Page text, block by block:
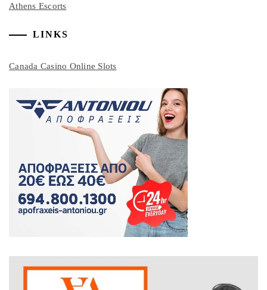
Athens Escorts
LINKS
Canada Casino Online Slots